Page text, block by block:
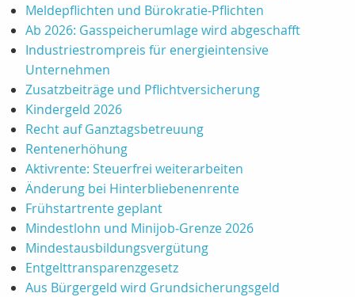
Meldepflichten und Bürokratie‑Pflichten
Ab 2026: Gasspeicherumlage wird abgeschafft
Industriestrompreis für energieintensive
Unternehmen
Zusatzbeiträge und Pflichtversicherung
Kindergeld 2026
Recht auf Ganztagsbetreuung
Rentenerhöhung
Aktivrente: Steuerfrei weiterarbeiten
Änderung bei Hinterbliebenenrente
Frühstartrente geplant
Mindestlohn und Minijob‑Grenze 2026
Mindestausbildungsvergütung
Entgelttransparenzgesetz
Aus Bürgergeld wird Grundsicherungsgeld